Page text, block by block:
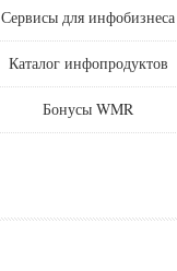
Сервисы для инфобизнеса
Каталог инфопродуктов
Бонусы WMR